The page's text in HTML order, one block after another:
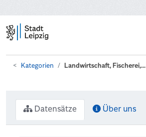
Kategorien Landwirtschaft, Fischerei,...
Datensätze Über uns